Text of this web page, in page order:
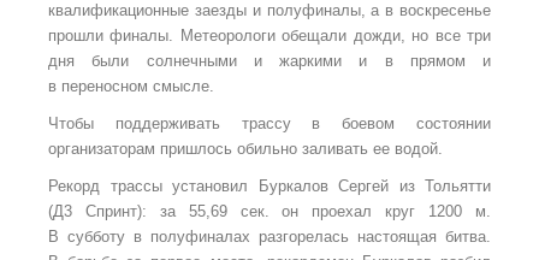
квалификационные заезды и полуфиналы, а в воскресенье
прошли финалы. Метеорологи обещали дожди, но все три
дня были солнечными и жаркими и в
прямом и
в переносном смысле.
Чтобы поддерживать трассу в
боевом состоянии
организаторам пришлось обильно заливать ее водой.
Рекорд трассы установил Буркалов Сергей из Тольятти
(Д3
Спринт): за 55,69 сек. он проехал круг 1200
м.
В субботу в полуфиналах разгорелась настоящая битва.